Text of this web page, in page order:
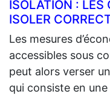
ISOLATION :
ISOLER
Les mesures
accessibles sous
peut alors verser
qui consiste en